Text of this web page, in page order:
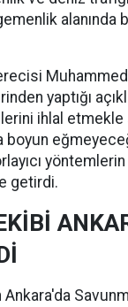
alanında
yaptığı
ihlal etmekle
boyun
getirdi.
Ankara'da